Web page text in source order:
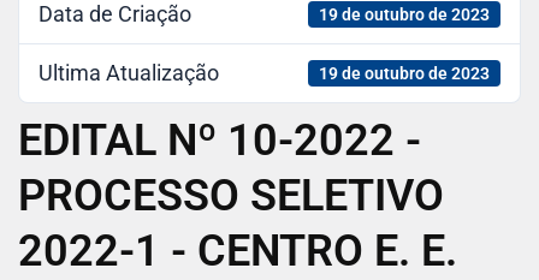
Data de Criação 19 de outubro de 2023
Ultima Atualização 19 de outubro de 2023
EDITAL Nº 10-2022 -
PROCESSO SELETIVO
2022-1 - CENTRO E. E.